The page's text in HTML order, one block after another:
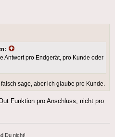
Antwort pro Endgerät, pro Kunde oder
sage, aber ich glaube pro Kunde.
Funktion pro Anschluss, nicht pro
Du nicht!